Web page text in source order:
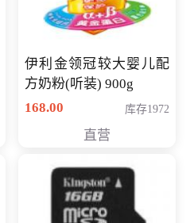
伊利金领冠较大婴儿配
方奶粉(听装) 900g
168.00
库存1972
直营